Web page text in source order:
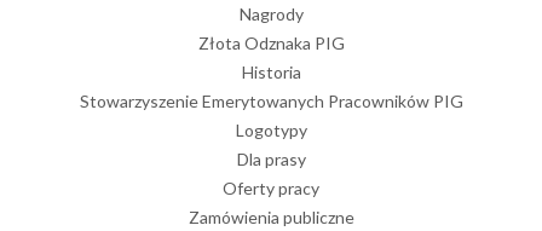
Nagrody
Złota Odznaka PIG
Historia
Stowarzyszenie Emerytowanych Pracowników PIG
Logotypy
Dla prasy
Oferty pracy
Zamówienia publiczne